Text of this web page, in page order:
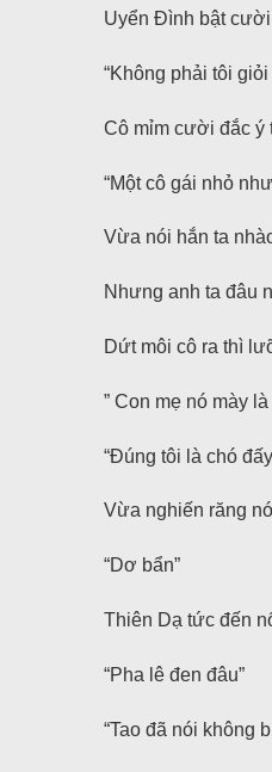
Uyển Đình bật
“Không phải tôi
Cô mỉm cười đắc
“Một cô gái nhỏ
Vừa nói hắn ta
Nhưng anh ta đâu
Dứt môi cô ra thì
” Con mẹ nó mày là
“Đúng tôi là chó
Vừa nghiến răng
“Dơ bẩn”
Thiên Dạ tức đến
“Pha lê đen đâu”
“Tao đã nói không